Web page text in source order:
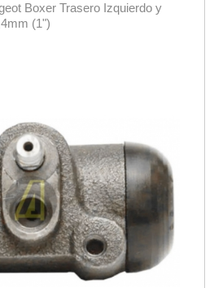
Boxer Trasero Izquierdo y
(1")